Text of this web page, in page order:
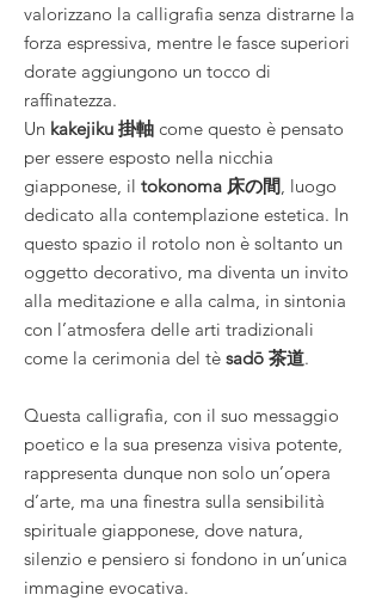
valorizzano la calligrafia senza distrarne la
forza espressiva, mentre le fasce superiori
dorate aggiungono un tocco di
raffinatezza.
Un kakejiku 掛軸 come questo è pensato
per essere esposto nella nicchia
giapponese, il tokonoma 床の間, luogo
dedicato alla contemplazione estetica. In
questo spazio il rotolo non è soltanto un
oggetto decorativo, ma diventa un invito
alla meditazione e alla calma, in sintonia
con l’atmosfera delle arti tradizionali
come la cerimonia del tè sadō 茶道.
Questa calligrafia, con il suo messaggio
poetico e la sua presenza visiva potente,
rappresenta dunque non solo un’opera
d’arte, ma una finestra sulla sensibilità
spirituale giapponese, dove natura,
silenzio e pensiero si fondono in un’unica
immagine evocativa.